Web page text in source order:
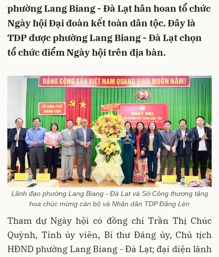
phường Lang Biang - Đà Lạt hân hoan tổ chức
Ngày hội Đại đoàn kết toàn dân tộc. Đây là
TDP được phường Lang Biang - Đà Lạt chọn
tổ chức điểm Ngày hội trên địa bàn.
Lãnh đạo phường Lang Biang - Đà Lạt và Sở Công thương tặng
hoa chúc mừng cán bộ và Nhân dân TDP Đăng Lèn
Tham dự Ngày hội có đồng chí Trần Thị Chúc
Quỳnh, Tỉnh ủy viên, Bí thư Đảng ủy, Chủ tịch
HĐND phường Lang Biang - Đà Lạt; đại diện lãnh